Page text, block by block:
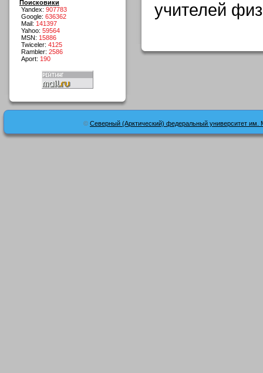
Поисковики
Yandex: 907783
Google: 636362
Mail: 141397
Yahoo: 59564
MSN: 15886
Twiceler: 4125
Rambler: 2586
Aport: 190
учителей
© Северный (Арктический) федеральный университет